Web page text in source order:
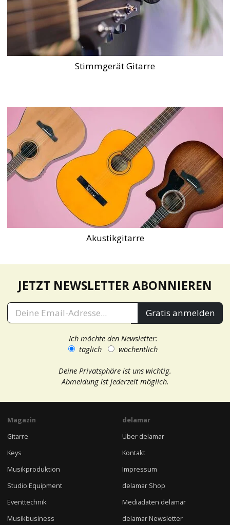
Stimmgerät Gitarre
Akustikgitarre
JETZT NEWSLETTER ABONNIEREN
Gratis anmelden
Ich möchte den Newsletter:
täglich
wöchentlich
Deine Privatsphäre ist uns wichtig.
Abmeldung ist jederzeit möglich.
Magazin
Gitarre
Keys
Musikproduktion
Studio Equipment
Eventtechnik
Musikbusiness
delamar
Über delamar
Kontakt
Impressum
delamar Shop
Mediadaten delamar
delamar Newsletter